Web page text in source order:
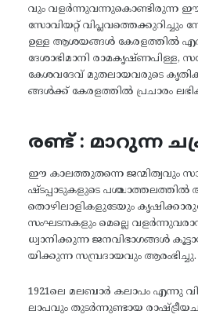
വും വളർന്നുവന്നുകൊണ്ടിരുന്ന
സോവിയറ്റ് വിപ്ലവത്തെക്കുറിച്ചും
ഉള്ള ആശയങ്ങൾ കേരളത്തിൽ
ദേശാഭിമാനി രാമകൃഷ്ണപിള്ള,
കേശവദേവ് മുതലായവരുടെ
ങ്ങൾക്ക് കേരളത്തിൽ പ്രചാരം
രണ്ട് : മാറുന്ന
ഈ കാലത്തുതന്നെ ജന്മിത്വവും
ഷ്ടപ്പാടുകളുടെ പശ്ചാത്തലത്തിൽ
തൊഴിലാളികളുടേയും
സംഘടനകളും മെല്ലെ
ധ്വാനിക്കുന്ന ജനവിഭാഗങ്ങൾ
യിക്കുന്ന സമ്പ്രദായവും ആരംഭിച്ചു.
1921ലെ മലബാർ കലാപം എന്നു
ലാപവും തുടർന്നുണ്ടായ